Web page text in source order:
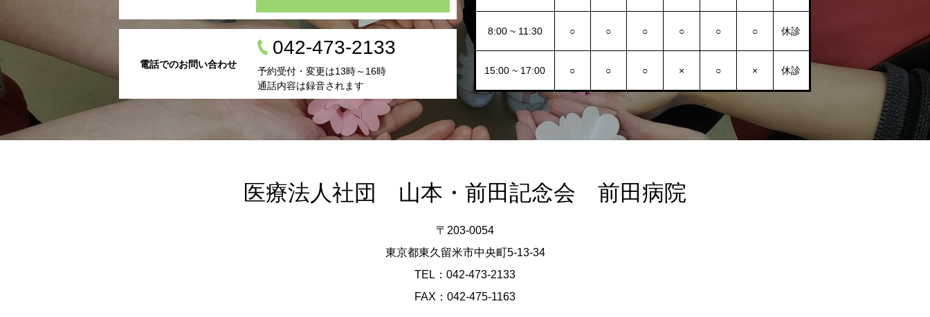
電話でのお問い合わせ
042-473-2133
予約受付・変更は13時～16時
通話内容は録音されます
8:00 ~ 11:30 ○ ○ ○ ○ ○ ○ 休診
15:00 ~ 17:00 ○ ○ ○ × ○ × 休診
医療法人社団 山本・前田記念会 前田病院
〒203-0054
東京都東久留米市中央町5-13-34
TEL：042-473-2133
FAX：042-475-1163